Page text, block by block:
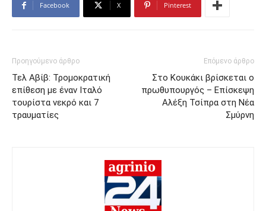
Facebook X Pinterest
Προηγούμενο άρθρο
Τελ Αβίβ: Τρομοκρατική
επίθεση με έναν Ιταλό
τουρίστα νεκρό και 7
τραυματίες
Επόμενο άρθρο
Στο Κουκάκι βρίσκεται ο
πρωθυπουργός – Επίσκεψη
Αλέξη Τσίπρα στη Νέα
Σμύρνη